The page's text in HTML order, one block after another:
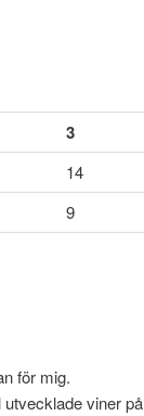
3
14
9
för mig.
viner på